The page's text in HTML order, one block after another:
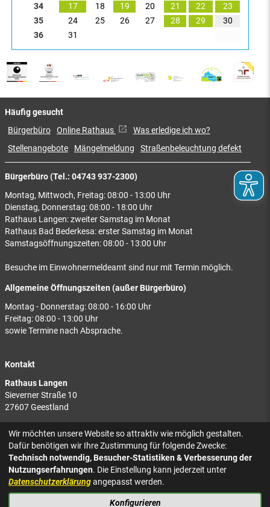
34
17 18 19 20 21 22
23
35
24 25 26 27 28 29
30
36
31
Bürgerbüro (Tel.: 04743 937-2300)
Montag, Mittwoch, Freitag: 08:00 - 13:00 Uhr
Dienstag, Donnerstag: 08:00 - 18:00 Uhr
Rathaus Langen: zweiter Samstag im Monat
Rathaus Bad Bederkesa: erster Samstag im Monat
Samstagsöffnungszeiten: 08:00 - 13:00 Uhr
Besuche im Einwohnermeldeamt sind nur mit Termin möglich.
Allgemeine Öffnungszeiten (außer Bürgerbüro)
Montag - Donnerstag: 08:00 - 16:00 Uhr
Freitag: 08:00 - 13:00 Uhr
sowie Termine nach Absprache.
Kontakt
Rathaus Langen
Sieverner Straße 10
27607 Geestland
Rathaus Bad Bederkesa
Am Markt 8
27624 Geestland
Tel.: 04743 937-2300
Häufig gesucht
Bürgerbüro Online Rathaus
Was erledige ich wo?
Stellenangebote
Mängelmeldung Straßenbeleuchtung defekt
Wir möchten unsere Website so attraktiv wie möglich gestalten.
Dafür benötigen wir Ihre Zustimmung für folgende Zwecke:
Technisch notwendig, Besucher-Statistiken & Verbesserung der
Nutzungserfahrungen. Die Einstellung kann jederzeit unter
Datenschutzerklärungangepasst werden.
Konfigurieren